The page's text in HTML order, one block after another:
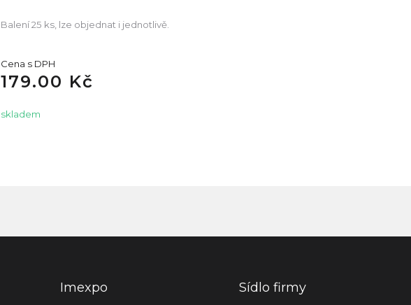
Balení 25 ks, lze objednat i jednotlivě.
Cena s DPH
179.00 Kč
skladem
Imexpo Sídlo firmy